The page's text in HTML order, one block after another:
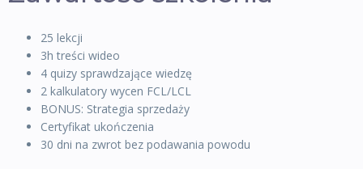
25 lekcji
3h treści wideo
4 quizy sprawdzające wiedzę
2 kalkulatory wycen FCL/LCL
BONUS: Strategia sprzedaży
Certyfikat ukończenia
30 dni na zwrot bez podawania powodu